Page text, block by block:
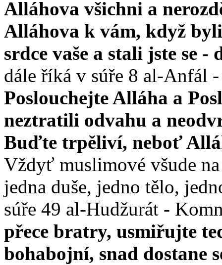
Alláhova všichni a
Alláhova k vám, když
srdce vaše a stali jste se
dále říká v súře 8 al-Anfál
Poslouchejte Alláha a
neztratili odvahu a
Buďte trpěliví, neboť
Vždyť muslimové všude
jedna duše, jedno tělo,
súře 49 al-Hudžurát -
přece bratry, usmiřujte
bohabojní, snad dostane